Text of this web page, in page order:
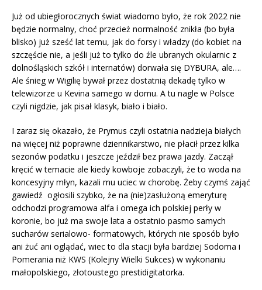
Już od ubiegłorocznych świat wiadomo było, że rok 2022 nie
będzie normalny, choć przecież normalność znikła (bo była
blisko) już sześć lat temu, jak do forsy i władzy (do kobiet na
szczęście nie, a jeśli już to tylko do źle ubranych okularnic z
dolnośląskich szkół i internatów) dorwała się DYBURA, ale….
Ale śnieg w Wigilię bywał przez dostatnią dekadę tylko w
telewizorze u Kevina samego w domu. A tu nagle w Polsce
czyli nigdzie, jak pisał klasyk, biało i biało.
I zaraz się okazało, że Prymus czyli ostatnia nadzieja białych
na więcej niż poprawne dziennikarstwo, nie płacił przez kilka
sezonów podatku i jeszcze jeździł bez prawa jazdy. Zaczął
kręcić w temacie ale kiedy kowboje zobaczyli, że to woda na
koncesyjny młyn, kazali mu uciec w chorobę. Żeby czymś zająć
gawiedź ogłosili szybko, że na (nie)zasłużoną emeryturę
odchodzi programowa alfa i omega ich polskiej perły w
koronie, bo już ma swoje lata a ostatnio pasmo samych
sucharów serialowo- formatowych, których nie sposób było
ani żuć ani oglądać, wiec to dla stacji była bardziej Sodoma i
Pomerania niż KWS (Kolejny Wielki Sukces) w wykonaniu
małopolskiego, złotoustego prestidigitatorka.